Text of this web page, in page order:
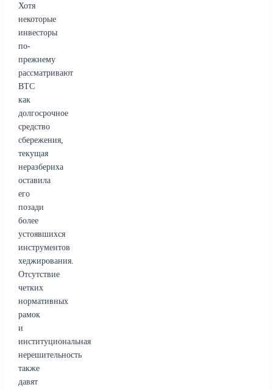
Хотя
некоторые
инвесторы
по-
прежнему
рассматривают
BTC
как
долгосрочное
средство
сбережения,
текущая
неразбериха
оставила
его
позади
более
устоявшихся
инструментов
хеджирования.
Отсутствие
четких
нормативных
рамок
и
институциональная
нерешительность
также
давят